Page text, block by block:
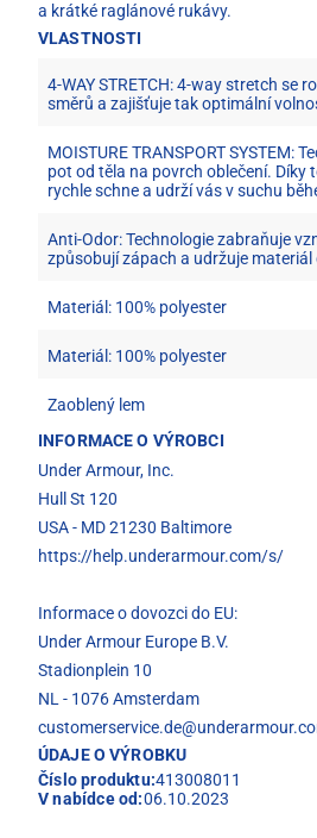
a krátké raglánové rukávy.
VLASTNOSTI
4-WAY STRETCH: 4-way stretch se
směrů a zajišťuje tak optimální
MOISTURE TRANSPORT SYSTEM:
pot od těla na povrch oblečení. Díky
rychle schne a udrží vás v suchu
Anti-Odor: Technologie zabraňuje
způsobují zápach a udržuje materiál
Materiál: 100% polyester
Materiál: 100% polyester
Zaoblený lem
INFORMACE O VÝROBCI
Under Armour, Inc.
Hull St 120
USA - MD 21230 Baltimore
https://help.underarmour.com/s/
Informace o dovozci do EU:
Under Armour Europe B.V.
Stadionplein 10
NL - 1076 Amsterdam
ÚDAJE O VÝROBKU
Číslo produktu:413008011
V nabídce od:06.10.2023